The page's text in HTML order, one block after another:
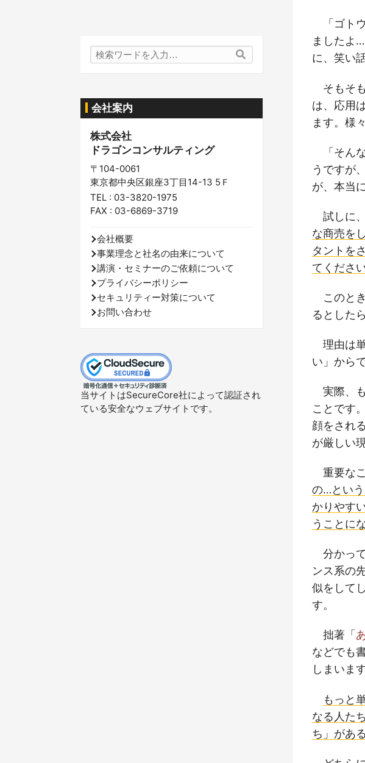
「ゴト
ましたよ
に、笑い
そもそ
は、応用
ます。様
「そん
うですが
が、本当
試しに
な商売を
タントを
てください
このと
るとした
理由は
い」から
実際、
ことです
顔をされ
が厳しい
重要な
の…とい
かりやす
うことに
分かっ
ンス系の
似をして
す。
拙著「
などでも
しまいま
もっと
なる人た
ち」があ
検
索
会社案内
株式会社
ドラゴンコンサルティング
〒104-0061
東京都中央区銀座3丁目14-13 5Ｆ
TEL : 03-3820-1975
FAX : 03-6869-3719
会社概要
事業理念と社名の由来について
講演・セミナーのご依頼について
プライバシーポリシー
セキュリティー対策について
お問い合わせ
当サイトはSecureCore社によって認証され
ている安全なウェブサイトです。